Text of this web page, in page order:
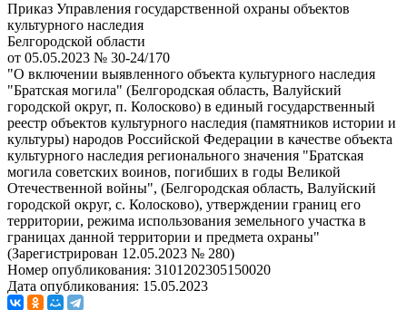
Приказ Управления государственной охраны объектов
культурного наследия
Белгородской области
от 05.05.2023 № 30-24/170
"О включении выявленного объекта культурного наследия
"Братская могила" (Белгородская область, Валуйский
городской округ, п. Колосково) в единый государственный
реестр объектов культурного наследия (памятников истории и
культуры) народов Российской Федерации в качестве объекта
культурного наследия регионального значения "Братская
могила советских воинов, погибших в годы Великой
Отечественной войны", (Белгородская область, Валуйский
городской округ, с. Колосково), утверждении границ его
территории, режима использования земельного участка в
границах данной территории и предмета охраны"
(Зарегистрирован 12.05.2023 № 280)
Номер опубликования: 3101202305150020
Дата опубликования: 15.05.2023